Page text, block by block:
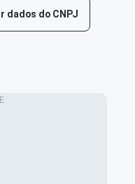
dados do CNPJ